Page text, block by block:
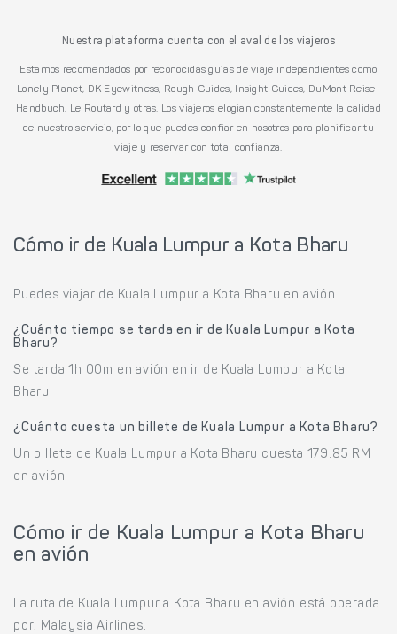
Nuestra plataforma cuenta con el aval de los viajeros
Estamos recomendados por reconocidas guías de viaje independientes como
Lonely Planet, DK Eyewitness, Rough Guides, Insight Guides, DuMont Reise-
Handbuch, Le Routard y otras. Los viajeros elogian constantemente la calidad
de nuestro servicio, por lo que puedes confiar en nosotros para planificar tu
viaje y reservar con total confianza.
Cómo ir de Kuala Lumpur a Kota Bharu
Puedes viajar de Kuala Lumpur a Kota Bharu en avión.
¿Cuánto tiempo se tarda en ir de Kuala Lumpur a Kota
Bharu?
Se tarda 1h 00m en avión en ir de Kuala Lumpur a Kota
Bharu.
¿Cuánto cuesta un billete de Kuala Lumpur a Kota Bharu?
Un billete de Kuala Lumpur a Kota Bharu cuesta 179.85 RM
en avión.
Cómo ir de Kuala Lumpur a Kota Bharu
en avión
La ruta de Kuala Lumpur a Kota Bharu en avión está operada
por: Malaysia Airlines.